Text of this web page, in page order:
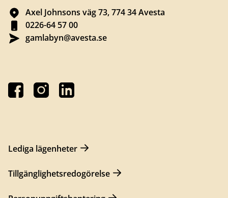
Axel Johnsons väg 73, 774 34 Avesta
0226-64 57 00
gamlabyn@avesta.se
Lediga lägenheter
Tillgänglighetsredogörelse